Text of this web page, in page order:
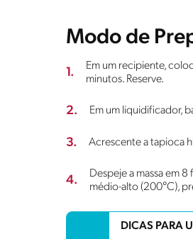
Modo de
1.
Em um recipiente,
minutos. Reserve.
2. Em um liquidificador,
3. Acrescente a tapioca
4.
Despeje a massa em
médio-alto (200°C),
DICAS PARA